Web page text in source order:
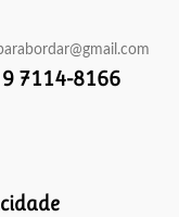
7114-8166